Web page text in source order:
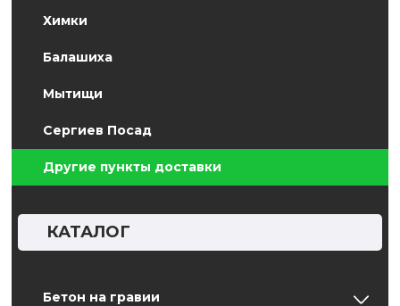
Химки
Балашиха
Мытищи
Сергиев Посад
Другие пункты доставки
КАТАЛОГ
Бетон на гравии